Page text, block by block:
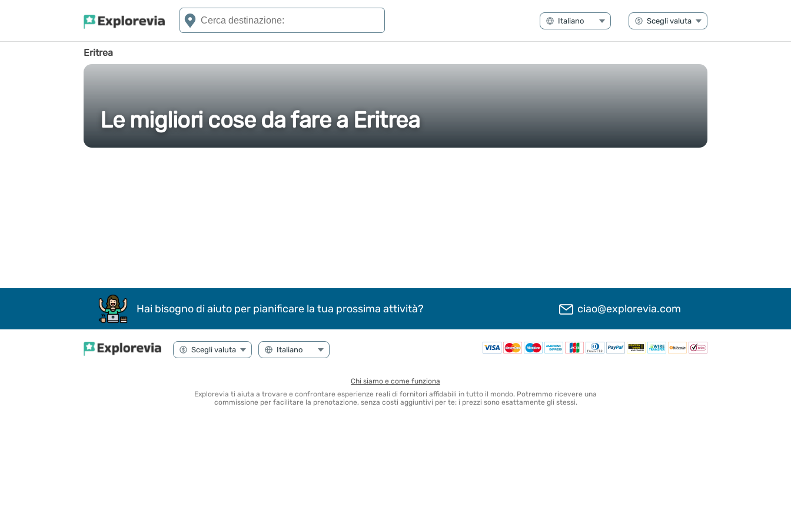
Eritrea
Le migliori cose da fare a Eritrea
Hai bisogno di aiuto per pianificare la tua prossima attività? ciao@explorevia.com
Chi siamo e come funziona
Explorevia ti aiuta a trovare e confrontare esperienze reali di fornitori affidabili in tutto il mondo. Potremmo ricevere una
commissione per facilitare la prenotazione, senza costi aggiuntivi per te: i prezzi sono esattamente gli stessi.